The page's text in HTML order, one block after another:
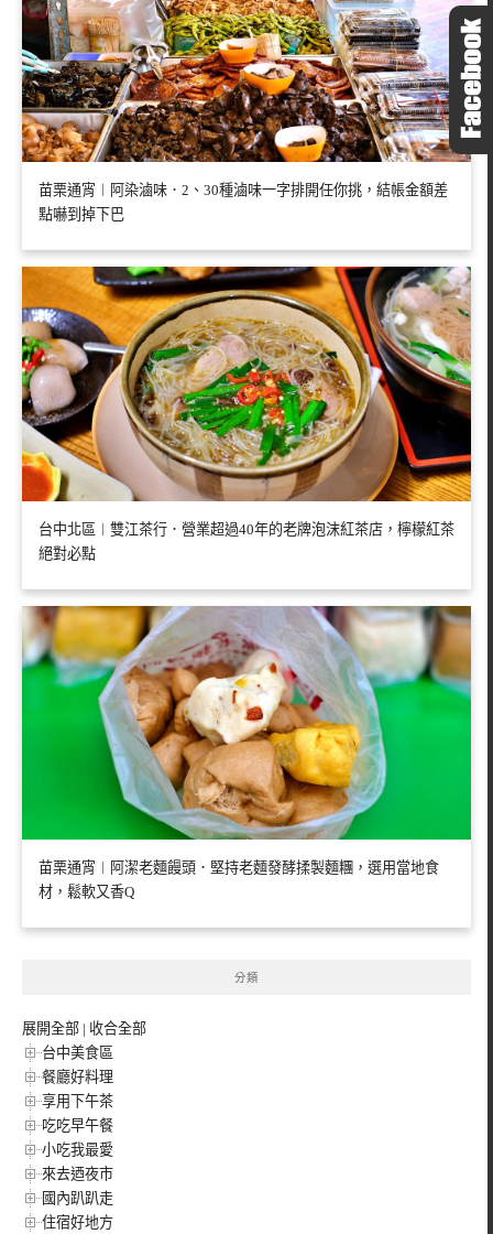
苗栗通宵︱阿染滷味．2、30種滷味一字排開任你挑，結帳金額差
點嚇到掉下巴
台中北區︱雙江茶行．營業超過40年的老牌泡沫紅茶店，檸檬紅茶
絕對必點
苗栗通宵︱阿潔老麵饅頭．堅持老麵發酵揉製麵糰，選用當地食
材，鬆軟又香Q
分類
展開全部 | 收合全部
台中美食區
餐廳好料理
享用下午茶
吃吃早午餐
小吃我最愛
來去迺夜市
國內趴趴走
住宿好地方